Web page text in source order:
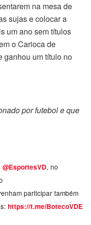
na mesa de
sujas e colocar a
um ano sem títulos
o Carioca de
ganhou um título no
por futebol e que
@EsportesVD, no
participar também
https://t.me/BotecoVDE